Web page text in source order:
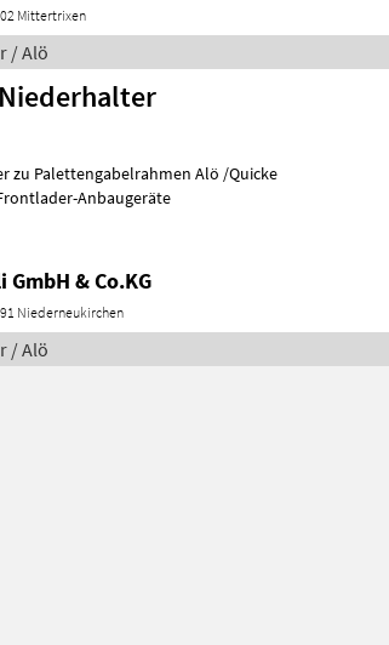
Mittertrixen
/ Alö
zu Palettengabelrahmen Alö /Quicke
Anbaugeräte
GmbH & Co.KG
Niederneukirchen
/ Alö